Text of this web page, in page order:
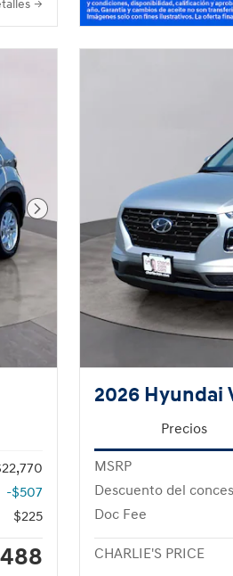
Foto siguiente
-$507
$225
2026 Hyundai
Precios
MSRP
Descuento del
Doc Fee
CHARLIE'S PRICE